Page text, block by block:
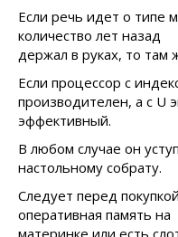
Если речь идет о типе
количество лет назад
держал в руках, то там
Если процессор с
производителен, а с U
эффективный.
В любом случае он
настольному собрату.
Следует перед
оперативная память на
материнке или есть